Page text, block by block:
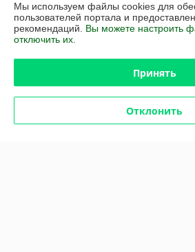
Отлично
Сделка подтверждена через корзину
Мы используем файлы cookies для
пользователей портала и
рекомендаций. Вы можете настроить
отключить их.
Принять
Отклонить